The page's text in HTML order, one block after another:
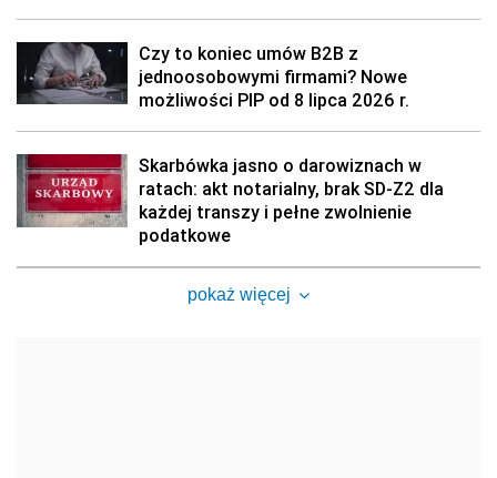
Czy to koniec umów B2B z
jednoosobowymi firmami? Nowe
możliwości PIP od 8 lipca 2026 r.
Skarbówka jasno o darowiznach w
ratach: akt notarialny, brak SD-Z2 dla
każdej transzy i pełne zwolnienie
podatkowe
pokaż więcej